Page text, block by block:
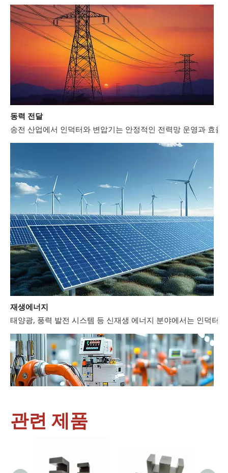
동력 전달
송전 산업에서 인덕터와 변압기는 안정적인 전력망 운영과 효
재생에너지
태양광, 풍력 발전 시스템 등 신재생 에너지 분야에서는 인덕터
관련 제품